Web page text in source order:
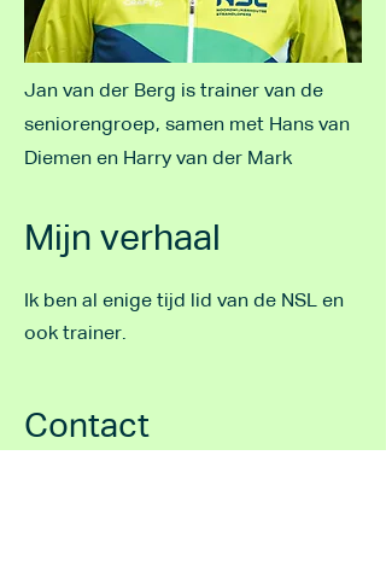
Jan van der Berg is trainer van de
seniorengroep, samen met Hans van
Diemen en Harry van der Mark
Mijn verhaal
Ik ben al enige tijd lid van de NSL en
ook trainer.
Contact